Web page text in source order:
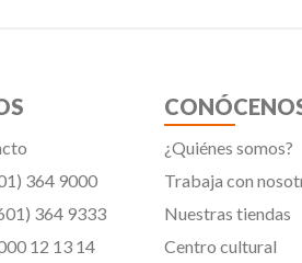
364 9000
364 9333
12 13 14
¿Quiénes somos?
Trabaja con
Nuestras tiendas
Centro cultural